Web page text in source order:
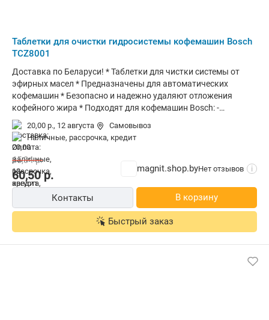
Таблетки для очистки гидросистемы кофемашин Bosch
TCZ8001
Доставка по Беларуси! * Таблетки для чистки системы от
эфирных масел * Предназначены для автоматических
кофемашин * Безопасно и надежно удаляют отложения
кофейного жира * Подходят для кофемашин Bosch: -
VeroSelection - VeroBar - VeroCafe - для встраиваемых
кофемашин - для кофе-автоматов серии "benvenuto" * В
упаковке: 10 таблеток для 10 применений * Соответствуют
аксессуару TCZ6001 * Производитель: "BSH Bosch und
Siemens Huasgerate GmbH", Carl-Wery-Str. 34, 81739 Munchen,
Germany (Германия) * Завод-изготовитель: Wiesauplast GmbH,
D-95676, Wiesau, Germany (Германия) * Импортер в РБ: ООО
"Домотехника", 220092, г. Минск, ул. Берута, 3Б, пом. №16
20,00 р., 12 августа
Самовывоз
наличные, рассрочка, кредит
60,50р.
65,34р.
magnit.shop.byНет отзывов i
Контакты В корзину
Быстрый заказ